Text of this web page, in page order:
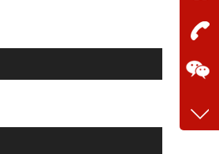
在
咨询
客服